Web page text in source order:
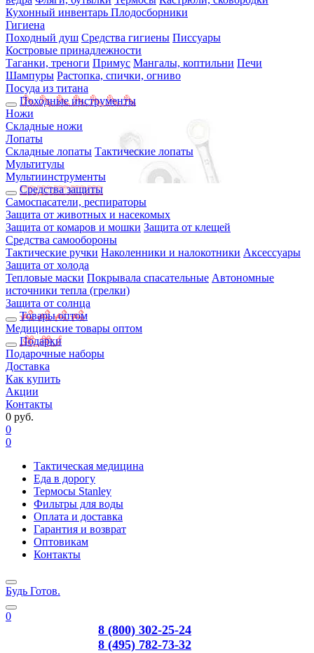
Кухонный инвентарь Плодосборники
Гигиена
Походный душ Средства гигиены Писсуары
Костровые принадлежности
Таганки, треноги Примус Мангалы, коптильни Печи
Шампуры Растопка, спички, огниво
Посуда из титана
Походные инструменты
Ножи
Складные ножи
Лопаты
Складные лопаты Тактические лопаты
Мультитулы
Мультиинструменты
Средства защиты
Самоспасатели, респираторы
Защита от животных и насекомых
Защита от комаров и мошки Защита от клещей
Средства самообороны
Тактические ручки Наколенники и налокотники Аксессуары
Защита от холода
Тепловые маски Покрывала спасательные Автономные
источники тепла (грелки)
Защита от солнца
Товары оптом
Медицинские товары оптом
Подарки
Подарочные наборы
Доставка
Как купить
Акции
Контакты
0 руб.
0
0
Тактическая медицина
Еда в дорогу
Термосы Stanley
Фильтры для воды
Оплата и доставка
Гарантия и возврат
Оптовикам
Контакты
Будь Готов.
0
8 (800) 302-25-24
8 (495) 782-73-32